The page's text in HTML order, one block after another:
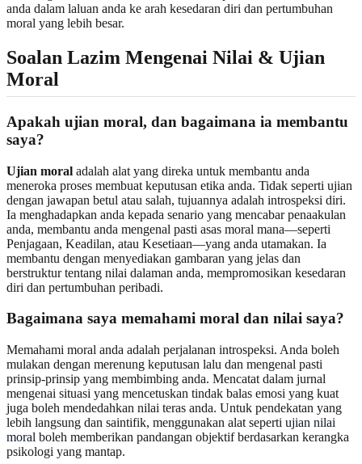
anda dalam laluan anda ke arah kesedaran diri dan pertumbuhan
moral yang lebih besar.
Soalan Lazim Mengenai Nilai & Ujian
Moral
Apakah ujian moral, dan bagaimana ia membantu
saya?
Ujian moral adalah alat yang direka untuk membantu anda
meneroka proses membuat keputusan etika anda. Tidak seperti ujian
dengan jawapan betul atau salah, tujuannya adalah introspeksi diri.
Ia menghadapkan anda kepada senario yang mencabar penaakulan
anda, membantu anda mengenal pasti asas moral mana—seperti
Penjagaan, Keadilan, atau Kesetiaan—yang anda utamakan. Ia
membantu dengan menyediakan gambaran yang jelas dan
berstruktur tentang nilai dalaman anda, mempromosikan kesedaran
diri dan pertumbuhan peribadi.
Bagaimana saya memahami moral dan nilai saya?
Memahami moral anda adalah perjalanan introspeksi. Anda boleh
mulakan dengan merenung keputusan lalu dan mengenal pasti
prinsip-prinsip yang membimbing anda. Mencatat dalam jurnal
mengenai situasi yang mencetuskan tindak balas emosi yang kuat
juga boleh mendedahkan nilai teras anda. Untuk pendekatan yang
lebih langsung dan saintifik, menggunakan alat seperti ujian nilai
moral boleh memberikan pandangan objektif berdasarkan kerangka
psikologi yang mantap.